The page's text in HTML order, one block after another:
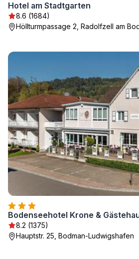
Hotel am Stadtgarten
8.6 (1684)
Höllturmpassage 2, Radolfzell am
Bodenseehotel Krone &
8.2 (1375)
Hauptstr. 25, Bodman-Ludwigshafen